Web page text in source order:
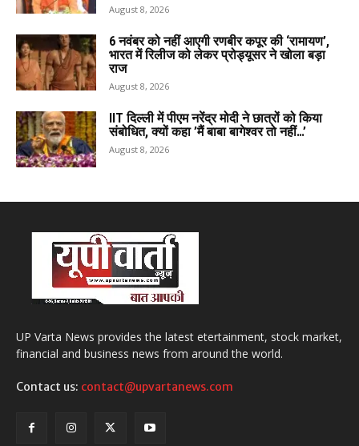
August 8, 2026
6 नवंबर को नहीं आएगी रणबीर कपूर की ‘रामायण’,
भारत में रिलीज को लेकर प्रोड्यूसर ने खोला बड़ा
राज
August 8, 2026
IIT दिल्ली में पीएम नरेंद्र मोदी ने छात्रों को किया
संबोधित, क्यों कहा ’मैं बाबा बागेश्वर तो नहीं…’
August 8, 2026
UP Varta News provides the latest etertainment, stock market,
financial and business news from around the world.
Contact us: contact@upvartanews.com